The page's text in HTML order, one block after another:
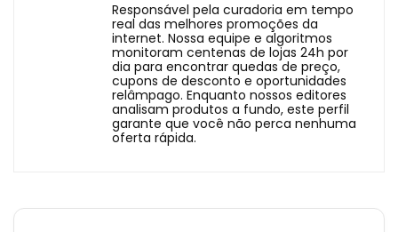
Responsável pela curadoria em tempo
real das melhores promoções da
internet. Nossa equipe e algoritmos
monitoram centenas de lojas 24h por
dia para encontrar quedas de preço,
cupons de desconto e oportunidades
relâmpago. Enquanto nossos editores
analisam produtos a fundo, este perfil
garante que você não perca nenhuma
oferta rápida.